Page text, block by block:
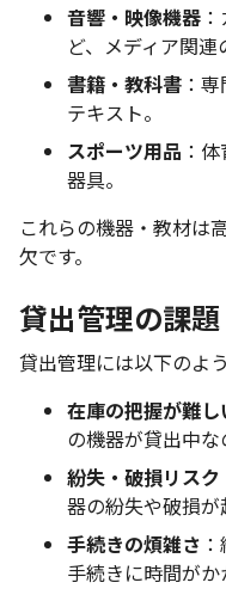
音響・映像機器
ど、メディア関連
書籍・教科書 ：
テキスト。
スポーツ用品 ：
器具。
これらの機器・教材は
欠です。
貸出管理の課題
貸出管理には以下のよ
在庫の把握が難し
の機器が貸出中な
紛失・破損リスク
器の紛失や破損が
手続きの煩雑さ
手続きに時間がか